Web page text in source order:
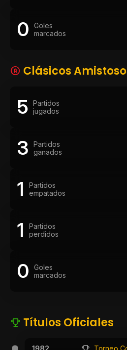
0
Goles
marcados
Clásicos
5
Partidos
jugados
3
Partidos
ganados
1
Partidos
empatados
1
Partidos
perdidos
0
Goles
marcados
Títulos Oficiales
Torneo